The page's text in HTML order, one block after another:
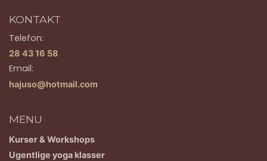
KONTAKT
Telefon:
28 43 16 58
Email:
hajuso@hotmail.com
MENU
Kurser & Workshops
Ugentlige yoga klasser